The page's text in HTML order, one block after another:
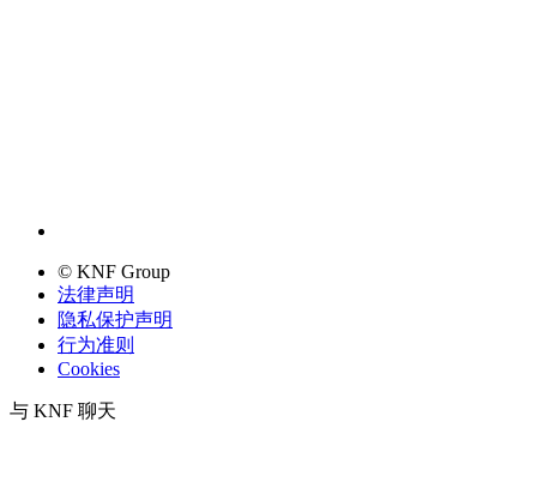
© KNF Group
法律声明
隐私保护声明
行为准则
Cookies
与 KNF 聊天